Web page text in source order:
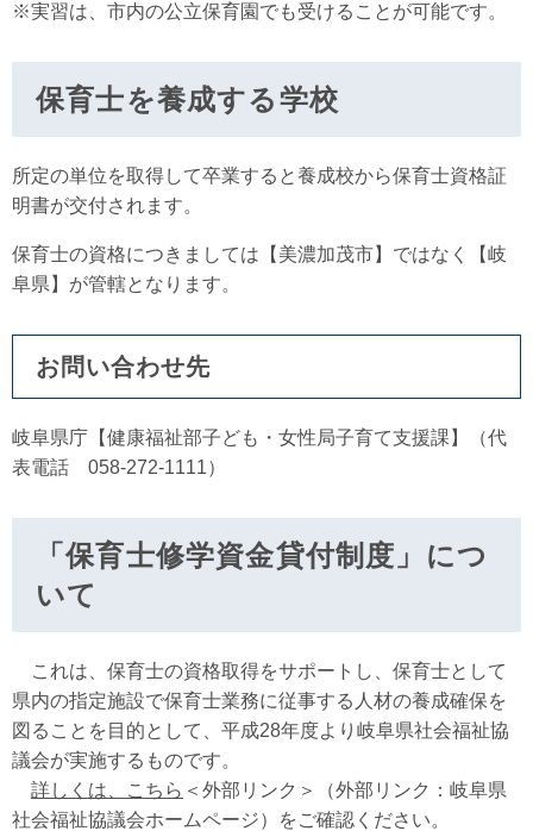
※実習は、市内の公立保育園でも受けることが可能です。
保育士を養成する学校
所定の単位を取得して卒業すると養成校から保育士資格証
明書が交付されます。
保育士の資格につきましては【美濃加茂市】ではなく【岐
阜県】が管轄となります。
お問い合わせ先
岐阜県庁【健康福祉部子ども・女性局子育て支援課】（代
表電話 058-272-1111）
「保育士修学資金貸付制度」につ
いて
これは、保育士の資格取得をサポートし、保育士として
県内の指定施設で保育士業務に従事する人材の養成確保を
図ることを目的として、平成28年度より岐阜県社会福祉協
議会が実施するものです。
詳しくは、こちら ＜外部リンク＞
（外部リンク：岐阜県
社会福祉協議会ホームページ）をご確認ください。